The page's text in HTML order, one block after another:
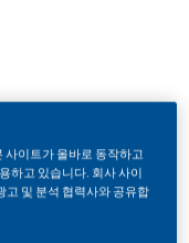
사이트가 올바로 동작하고
하고 있습니다. 회사 사이
고 및 분석 협력사와 공유합